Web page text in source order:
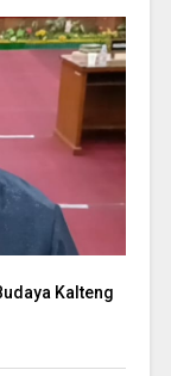
Kalteng